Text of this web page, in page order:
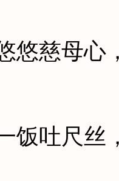
慈母心，
吐尺丝，